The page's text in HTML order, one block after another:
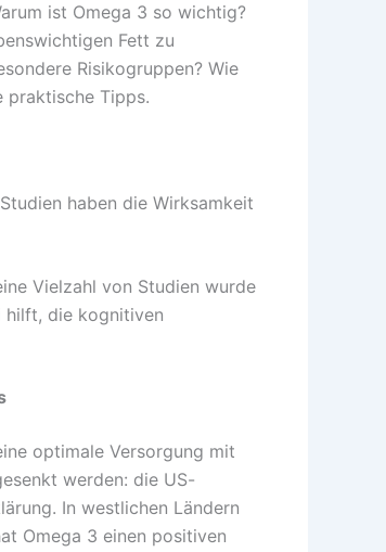
ist Omega 3 so wichtig?
Fett zu
Risikogruppen? Wie
praktische Tipps.
haben die Wirksamkeit
Vielzahl von Studien wurde
hilft, die kognitiven
optimale Versorgung mit
werden: die US-
In westlichen Ländern
Omega 3 einen positiven